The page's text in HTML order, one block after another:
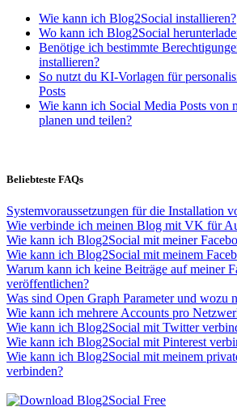
Wie kann ich Blog2Social installieren?
Wo kann ich Blog2Social
Benötige ich bestimmte
installieren?
So nutzt du KI-Vorlagen für
Posts
Wie kann ich Social Media Posts von
planen und teilen?
Beliebteste FAQs
Systemvoraussetzungen für die Installation
Wie verbinde ich meinen Blog mit VK für
Wie kann ich Blog2Social mit meiner
Wie kann ich Blog2Social mit meinem
Warum kann ich keine Beiträge auf meiner
veröffentlichen?
Was sind Open Graph Parameter und wozu
Wie kann ich mehrere Accounts pro
Wie kann ich Blog2Social mit Twitter
Wie kann ich Blog2Social mit Pinterest
Wie kann ich Blog2Social mit meinem
verbinden?